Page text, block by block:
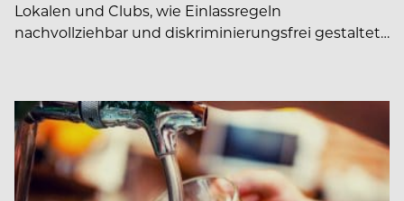
Lokalen und Clubs, wie Einlassregeln
nachvollziehbar und diskriminierungsfrei gestaltet…